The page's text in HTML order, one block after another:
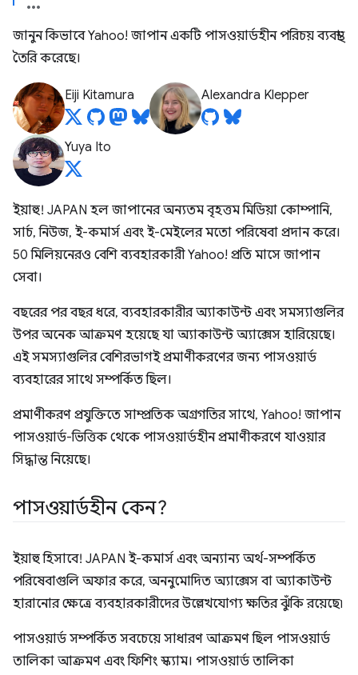
জানুন কিভাবে Yahoo! জাপান একটি পাসওয়ার্ডহীন পরিচয় ব্যবস্থা
তৈরি করেছে।
Eiji Kitamura Alexandra Klepper
Yuya Ito
ইয়াহু! JAPAN হল জাপানের অন্যতম বৃহত্তম মিডিয়া কোম্পানি,
সার্চ, নিউজ, ই-কমার্স এবং ই-মেইলের মতো পরিষেবা প্রদান করে।
50 মিলিয়নেরও বেশি ব্যবহারকারী Yahoo! প্রতি মাসে জাপান
সেবা।
বছরের পর বছর ধরে, ব্যবহারকারীর অ্যাকাউন্ট এবং সমস্যাগুলির
উপর অনেক আক্রমণ হয়েছে যা অ্যাকাউন্ট অ্যাক্সেস হারিয়েছে।
এই সমস্যাগুলির বেশিরভাগই প্রমাণীকরণের জন্য পাসওয়ার্ড
ব্যবহারের সাথে সম্পর্কিত ছিল।
প্রমাণীকরণ প্রযুক্তিতে সাম্প্রতিক অগ্রগতির সাথে, Yahoo! জাপান
পাসওয়ার্ড-ভিত্তিক থেকে পাসওয়ার্ডহীন প্রমাণীকরণে যাওয়ার
সিদ্ধান্ত নিয়েছে।
পাসওয়ার্ডহীন কেন?
ইয়াহু হিসাবে! JAPAN ই-কমার্স এবং অন্যান্য অর্থ-সম্পর্কিত
পরিষেবাগুলি অফার করে, অননুমোদিত অ্যাক্সেস বা অ্যাকাউন্ট
হারানোর ক্ষেত্রে ব্যবহারকারীদের উল্লেখযোগ্য ক্ষতির ঝুঁকি রয়েছে৷
পাসওয়ার্ড সম্পর্কিত সবচেয়ে সাধারণ আক্রমণ ছিল পাসওয়ার্ড
তালিকা আক্রমণ এবং ফিশিং স্ক্যাম। পাসওয়ার্ড তালিকা